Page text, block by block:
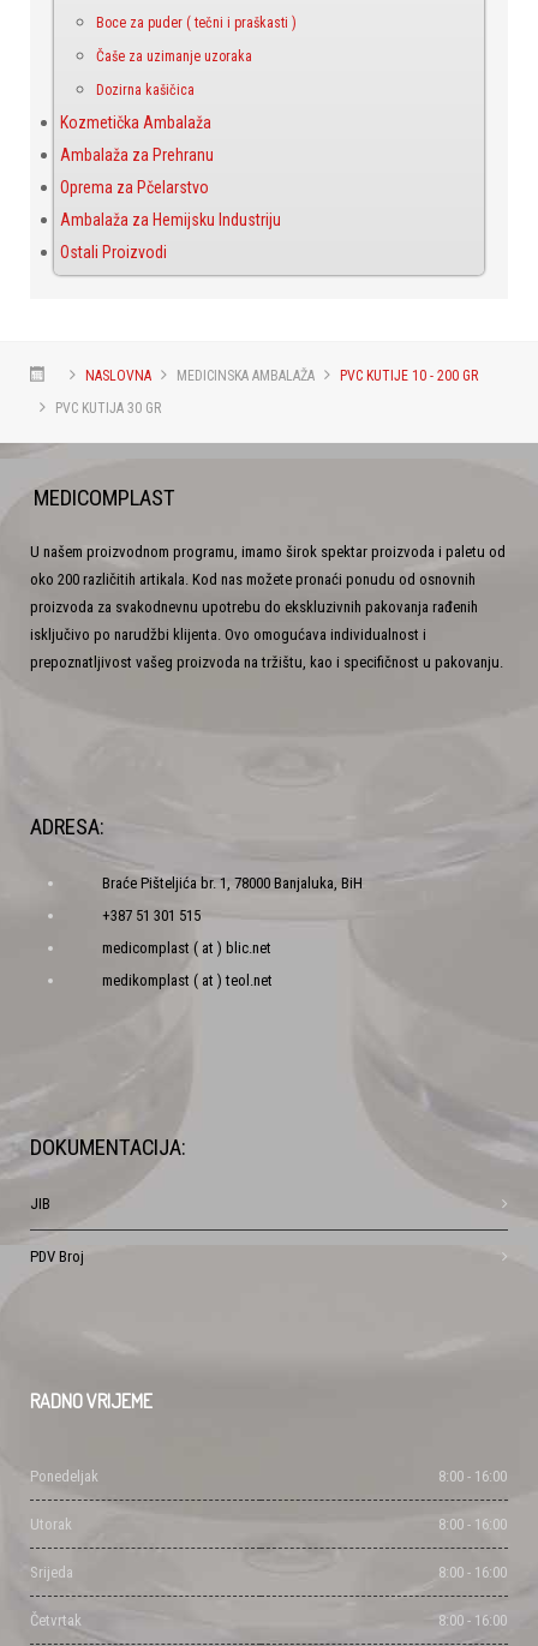
Boce za puder ( tečni i praškasti )
Čaše za uzimanje uzoraka
Dozirna kašičica
Kozmetička Ambalaža
Ambalaža za Prehranu
Oprema za Pčelarstvo
Ambalaža za Hemijsku Industriju
Ostali Proizvodi
NASLOVNA MEDICINSKA AMBALAŽA
PVC KUTIJE 10 - 200 GR
PVC KUTIJA 30 GR
MEDICOMPLAST
U našem proizvodnom programu, imamo širok spektar proizvoda i paletu od
oko 200 različitih artikala. Kod nas možete pronaći ponudu od osnovnih
proizvoda za svakodnevnu upotrebu do ekskluzivnih pakovanja rađenih
isključivo po narudžbi klijenta. Ovo omogućava individualnost i
prepoznatljivost vašeg proizvoda na tržištu, kao i specifičnost u pakovanju.
ADRESA:
Braće Pišteljića br. 1, 78000 Banjaluka, BiH
+387 51 301 515
medicomplast ( at ) blic.net
medikomplast ( at ) teol.net
DOKUMENTACIJA:
JIB
PDV Broj
RADNOVRIJEME
Ponedeljak 8:00 - 16:00
Utorak 8:00 - 16:00
Srijeda 8:00 - 16:00
Četvrtak 8:00 - 16:00